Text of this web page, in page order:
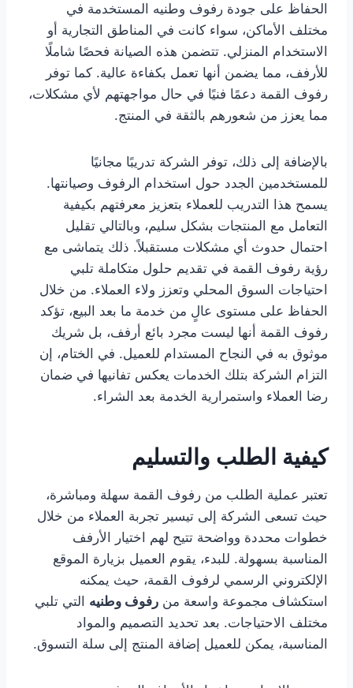
الحفاظ على جودة رفوف وطنيه المستخدمة في
مختلف الأماكن، سواء كانت في المناطق التجارية أو
الاستخدام المنزلي. تتضمن هذه الصيانة فحصًا شاملًا
للأرفف، مما يضمن أنها تعمل بكفاءة عالية. كما توفر
رفوف القمة دعمًا فنيًا في حال مواجهتهم لأي مشكلات،
مما يعزز من شعورهم بالثقة في المنتج.
بالإضافة إلى ذلك، توفر الشركة تدريبًا مجانيًا
للمستخدمين الجدد حول استخدام الرفوف وصيانتها.
يسمح هذا التدريب للعملاء بتعزيز معرفتهم بكيفية
التعامل مع المنتجات بشكل سليم، وبالتالي تقليل
احتمال حدوث أي مشكلات مستقبلاً. ذلك يتماشى مع
رؤية رفوف القمة في تقديم حلول متكاملة تلبي
احتياجات السوق المحلي وتعزز ولاء العملاء. من خلال
الحفاظ على مستوى عالٍ من خدمة ما بعد البيع، تؤكد
رفوف القمة أنها ليست مجرد بائع أرفف، بل شريك
موثوق به في النجاح المستدام للعميل. في الختام، إن
التزام الشركة بتلك الخدمات يعكس تفانيها في ضمان
رضا العملاء واستمرارية الخدمة بعد الشراء.
كيفية الطلب والتسليم
تعتبر عملية الطلب من رفوف القمة سهلة ومباشرة،
حيث تسعى الشركة إلى تيسير تجربة العملاء من خلال
خطوات محددة وواضحة تتيح لهم اختيار الأرفف
المناسبة بسهولة. للبدء، يقوم العميل بزيارة الموقع
الإلكتروني الرسمي لرفوف القمة، حيث يمكنه
استكشاف مجموعة واسعة من رفوف وطنيه التي تلبي
مختلف الاحتياجات. بعد تحديد التصميم والمواد
المناسبة، يمكن للعميل إضافة المنتج إلى سلة التسوق.